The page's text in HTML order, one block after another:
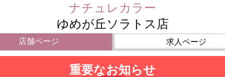
ナチュレカラー
ゆめが丘ソラトス店
店舗ページ 求人ページ
重要なお知らせ